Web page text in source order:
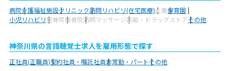
病院介護福祉施設クリニック訪問リハビリ(在宅医療)企業保育園
小児リハビリ整骨院接骨院訪問マッサージ薬局・ドラッグストアその他
神奈川県の言語聴覚士求人を雇用形態で探す
正社員(正職員)契約社員・嘱託社員非常勤・パートその他